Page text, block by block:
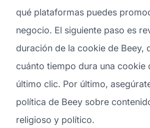
qué plataformas puedes
negocio. El siguiente paso es
duración de la cookie de Beey,
cuánto tiempo dura una cookie
último clic. Por último,
política de Beey sobre
religioso y político.